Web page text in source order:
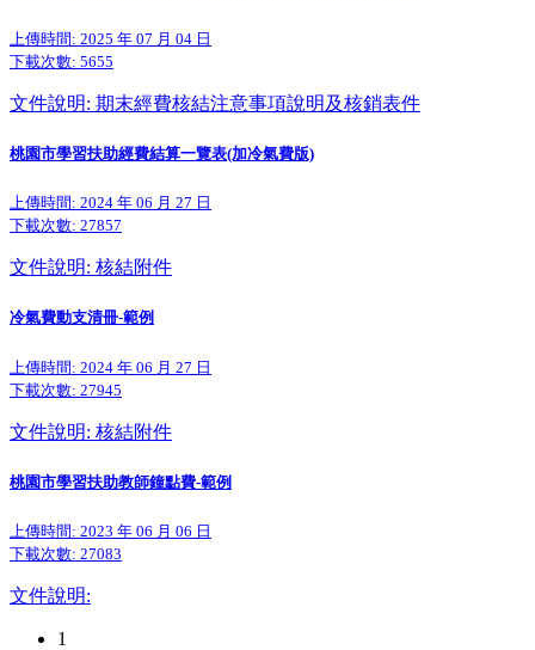
上傳時間: 2025 年 07 月 04 日
下載次數: 5655
文件說明: 期末經費核結注意事項說明及核銷表件
桃園市學習扶助經費結算一覽表(加冷氣費版)
上傳時間: 2024 年 06 月 27 日
下載次數: 27857
文件說明: 核結附件
冷氣費動支清冊-範例
上傳時間: 2024 年 06 月 27 日
下載次數: 27945
文件說明: 核結附件
桃園市學習扶助教師鐘點費-範例
上傳時間: 2023 年 06 月 06 日
下載次數: 27083
文件說明:
1